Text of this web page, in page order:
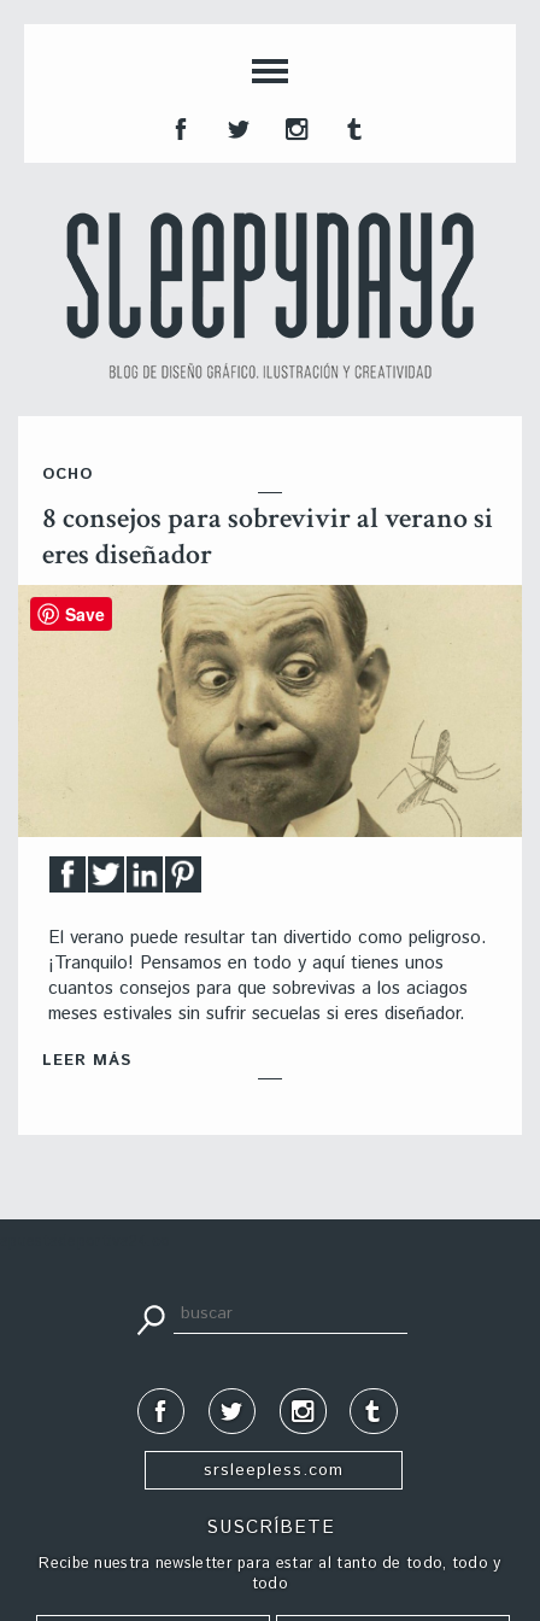
OCHO
8 consejos para sobrevivir al verano si
eres diseñador
El verano puede resultar tan divertido como peligroso.
¡Tranquilo! Pensamos en todo y aquí tienes unos
cuantos consejos para que sobrevivas a los aciagos
meses estivales sin sufrir secuelas si eres diseñador.
LEER MÁS
srsleepless.com
SUSCRÍBETE
Recibe nuestra newsletter para estar al tanto de todo, todo y
todo
Save